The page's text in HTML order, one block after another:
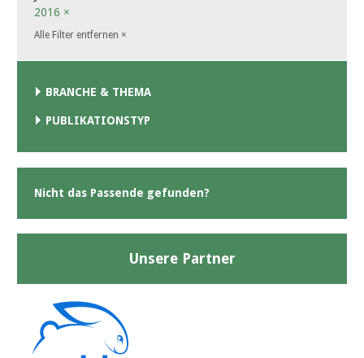
2016 ×
Alle Filter entfernen ×
BRANCHE & THEMA
PUBLIKATIONSTYP
Nicht das Passende gefunden?
Unsere Partner